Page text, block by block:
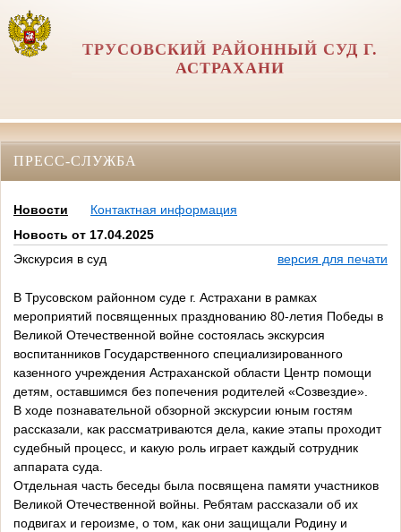
ТРУСОВСКИЙ РАЙОННЫЙ СУД Г.
АСТРАХАНИ
ПРЕСС-СЛУЖБА
Новости
Контактная информация
Новость от 17.04.2025
Экскурсия в суд
версия для печати
В Трусовском районном суде г. Астрахани в рамках
мероприятий посвященных празднованию 80-летия Победы в
Великой Отечественной войне состоялась экскурсия
воспитанников Государственного специализированного
казенного учреждения Астраханской области Центр помощи
детям, оставшимся без попечения родителей «Созвездие».
В ходе познавательной обзорной экскурсии юным гостям
рассказали, как рассматриваются дела, какие этапы проходит
судебный процесс, и какую роль играет каждый сотрудник
аппарата суда.
Отдельная часть беседы была посвящена памяти участников
Великой Отечественной войны. Ребятам рассказали об их
подвигах и героизме, о том, как они защищали Родину и